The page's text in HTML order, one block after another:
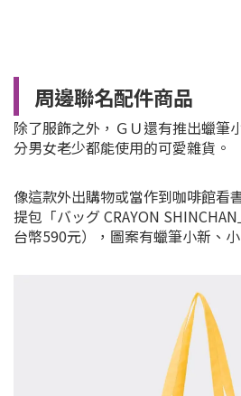
周邊聯名配件商品
除了服飾之外，ＧＵ還有推出蠟筆
分男女老少都能使用的可愛雜貨。
像這款外出購物或當作到咖啡館看
提包「バッグ CRAYON
台幣590元），圖案有蠟筆小新、